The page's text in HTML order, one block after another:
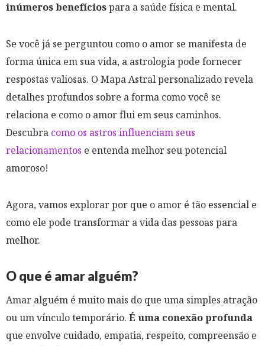
inúmeros benefíciospara a saúde física e mental.
Se você já se perguntou como o amor se manifesta de
forma única em sua vida, a astrologia pode fornecer
respostas valiosas. O Mapa Astral personalizado revela
detalhes profundos sobre a forma como você se
relaciona e como o amor flui em seus caminhos.
Descubra como os astros influenciam seus
relacionamentos e entenda melhor seu potencial
amoroso!
Agora, vamos explorar por que o amor é tão essencial e
como ele pode transformar a vida das pessoas para
melhor.
O que é amar alguém?
Amar alguém é muito mais do que uma simples atração
ou um vínculo temporário. É uma conexão profunda
que envolve cuidado, empatia, respeito, compreensão e